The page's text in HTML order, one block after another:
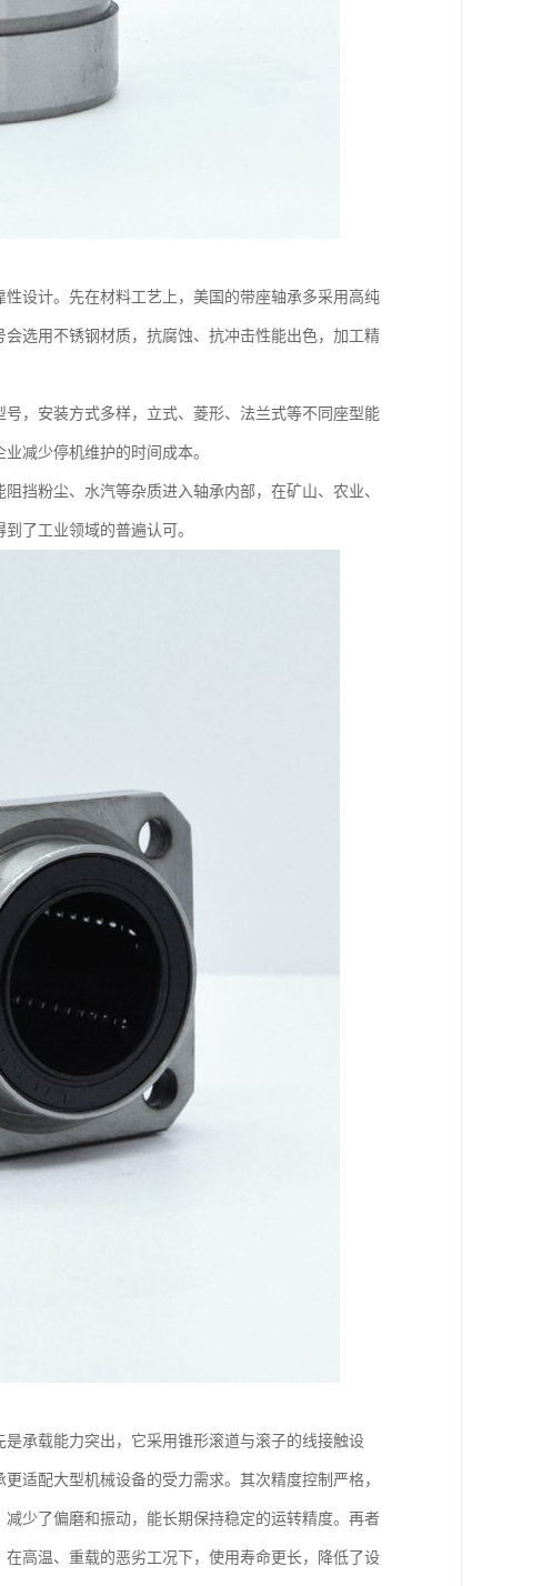
设计。先在材料工艺上，美国的带座轴承多采用高纯
选用不锈钢材质，抗腐蚀、抗冲击性能出色，加工精
，安装方式多样，立式、菱形、法兰式等不同座型能
减少停机维护的时间成本。
挡粉尘、水汽等杂质进入轴承内部，在矿山、农业、
了工业领域的普遍认可。
承载能力突出，它采用锥形滚道与滚子的线接触设
适配大型机械设备的受力需求。其次精度控制严格，
少了偏磨和振动，能长期保持稳定的运转精度。再者
高温、重载的恶劣工况下，使用寿命更长，降低了设